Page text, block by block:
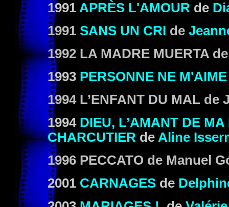
1991 APRÈS L'AMOUR de
1991 SANS UN CRI de
1992 LA MADRE MUERTA
1993 PERSONNE NE M'AIME
1994L’ENFANT DU MAL de
1994 DIEU, L’AMANT DE
CHARCUTIER de Aline
1996 PECCATO de Manuel
2001 CARNAGES de